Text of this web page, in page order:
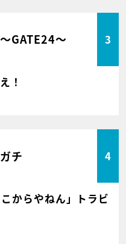
GATE24～ 3
！
チ 4
からやねん」トラビ